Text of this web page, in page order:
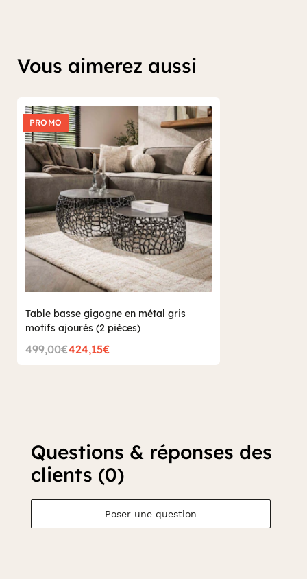
Vous aimerez aussi
PROMO
Table basse gigogne en métal gris
motifs ajourés (2 pièces)
499,00€424,15€
Questions & réponses des
clients (0)
Poser une question